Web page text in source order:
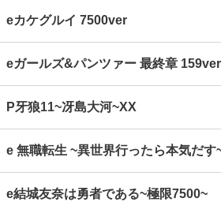
eカケグルイ 7500ver
eガールズ&パンツァー 最終章
P牙狼11~冴島大河~XX
e 無職転生 ~異世界行ったら本気だす
e結城友奈は勇者である~極限7500~